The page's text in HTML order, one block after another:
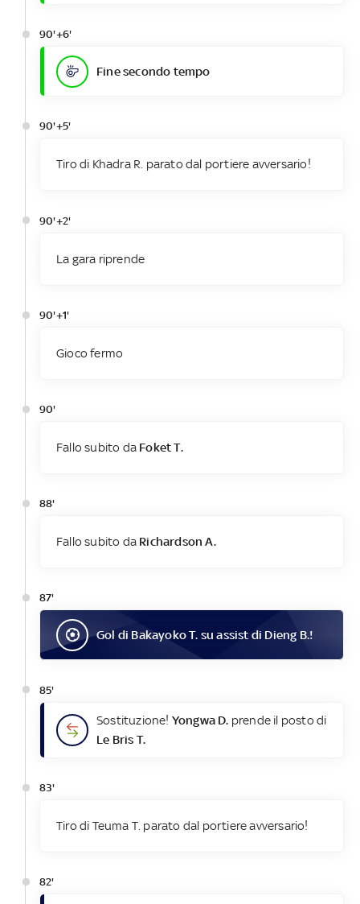
90'+6'
Fine secondo tempo
90'+5'
Tiro di Khadra R. parato dal portiere avversario!
90'+2'
La gara riprende
90'+1'
Gioco fermo
90'
Fallo subito da Foket T.
88'
Fallo subito da Richardson A.
87'
Gol di Bakayoko T. su assist di Dieng B.!
85'
Sostituzione! Yongwa D. prende il posto di
Le Bris T.
83'
Tiro di Teuma T. parato dal portiere avversario!
82'